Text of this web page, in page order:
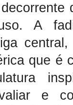
A
que é
e